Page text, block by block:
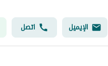
الإيميل اتصل